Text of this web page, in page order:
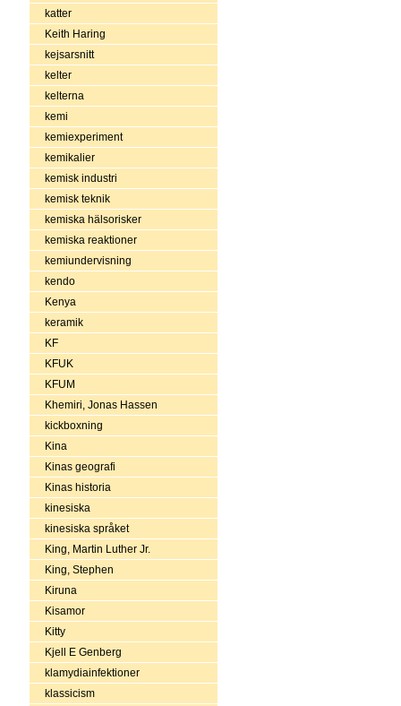
katter
Keith Haring
kejsarsnitt
kelter
kelterna
kemi
kemiexperiment
kemikalier
kemisk industri
kemisk teknik
kemiska hälsorisker
kemiska reaktioner
kemiundervisning
kendo
Kenya
keramik
KF
KFUK
KFUM
Khemiri, Jonas Hassen
kickboxning
Kina
Kinas geografi
Kinas historia
kinesiska
kinesiska språket
King, Martin Luther Jr.
King, Stephen
Kiruna
Kisamor
Kitty
Kjell E Genberg
klamydiainfektioner
klassicism